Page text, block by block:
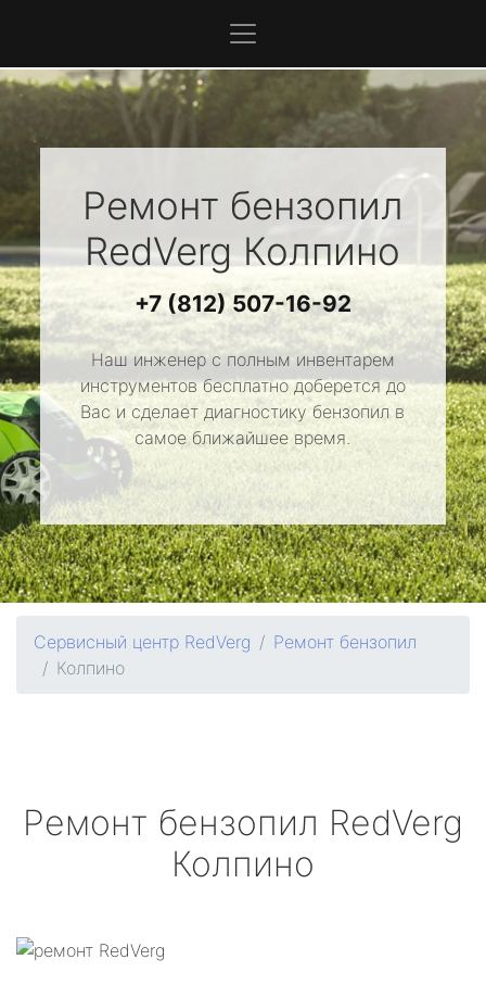
Ремонт бензопил
RedVergКолпино
+7 (812) 507-16-92
Наш инженер с полным инвентарем
инструментов бесплатно доберется до
Вас и сделает диагностику бензопил в
самое ближайшее время.
Сервисный центр RedVerg
Ремонт бензопил
Колпино
Ремонт бензопил RedVerg
Колпино